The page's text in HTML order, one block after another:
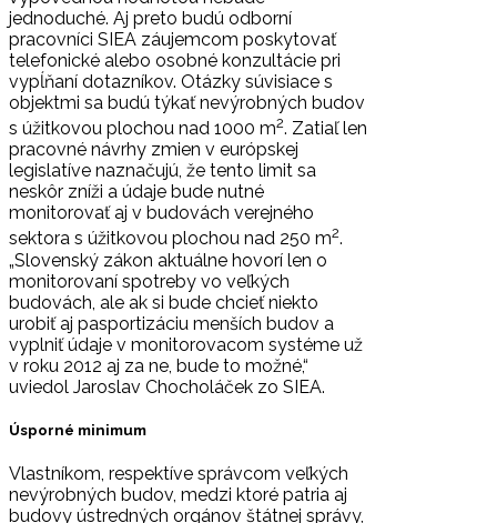
jednoduché. Aj preto budú odborní
pracovníci SIEA záujemcom poskytovať
telefonické alebo osobné konzultácie pri
vypĺňaní dotazníkov. Otázky súvisiace s
objektmi sa budú týkať nevýrobných budov
s úžitkovou plochou nad 1000 m2. Zatiaľ len
pracovné návrhy zmien v európskej
legislatíve naznačujú, že tento limit sa
neskôr zníži a údaje bude nutné
monitorovať aj v budovách verejného
sektora s úžitkovou plochou nad 250 m2.
„Slovenský zákon aktuálne hovorí len o
monitorovaní spotreby vo veľkých
budovách, ale ak si bude chcieť niekto
urobiť aj pasportizáciu menších budov a
vyplniť údaje v monitorovacom systéme už
v roku 2012 aj za ne, bude to možné,“
uviedol Jaroslav Chocholáček zo SIEA.
Úsporné minimum
Vlastníkom, respektíve správcom veľkých
nevýrobných budov, medzi ktoré patria aj
budovy ústredných orgánov štátnej správy,